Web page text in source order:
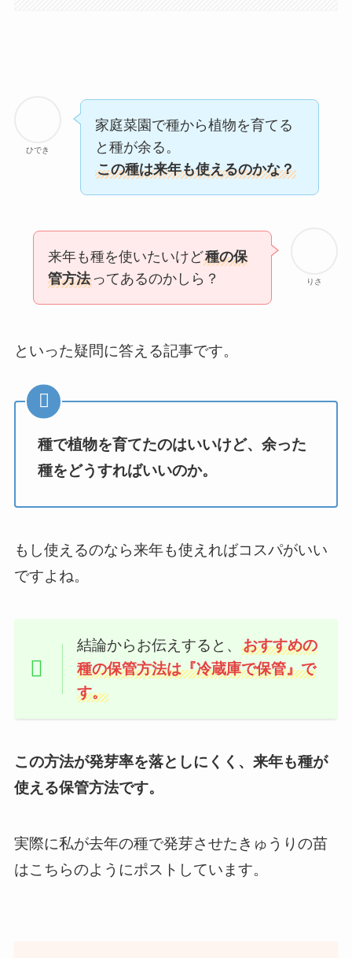
ひでき
家庭菜園で種から植物を育てる
と種が余る。
この種は来年も使えるのかな？
りさ
来年も種を使いたいけど種の保
管方法ってあるのかしら？
といった疑問に答える記事です。
種で植物を育てたのはいいけど、余った
種をどうすればいいのか。
もし使えるのなら来年も使えればコスパがいい
ですよね。
結論からお伝えすると、 おすすめの
種の保管方法は『冷蔵庫で保管』で
す。
この方法が発芽率を落としにくく、来年も種が
使える保管方法です。
実際に私が去年の種で発芽させたきゅうりの苗
はこちらのようにポストしています。